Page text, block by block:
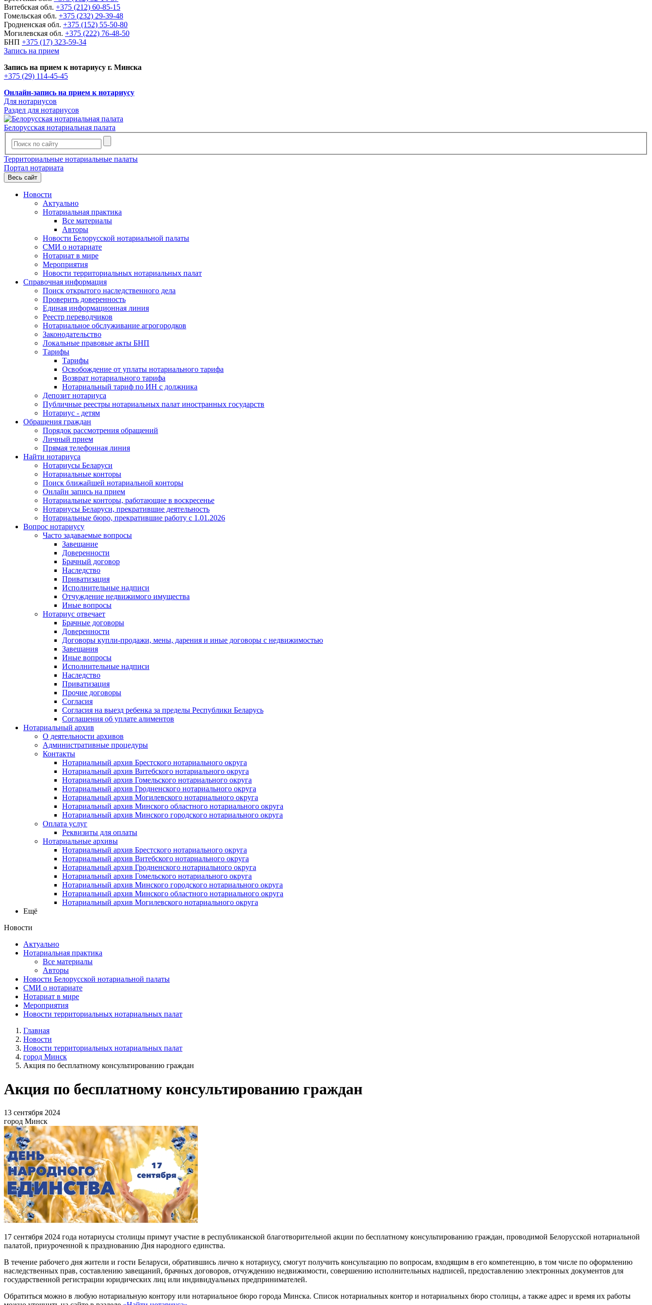
Витебская обл. +375 (212) 60-85-15
Гомельская обл. +375 (232) 29-39-48
Гродненская обл. +375 (152) 55-50-80
Могилевская обл. +375 (222) 76-48-50
БНП +375 (17) 323-59-34
Запись на прием
Запись на прием к нотариусу г. Минска
+375 (29) 114-45-45
Онлайн-запись на прием к нотариусу
Для нотариусов
Раздел для нотариусов
Белорусская нотариальная палата
Территориальные нотариальные палаты
Портал нотариата
Весь сайт
Новости
Актуально
Нотариальная практика
Все материалы
Авторы
Новости Белорусской нотариальной палаты
СМИ о нотариате
Нотариат в мире
Мероприятия
Новости территориальных нотариальных палат
Справочная информация
Поиск открытого наследственного дела
Проверить доверенность
Единая информационная линия
Реестр переводчиков
Нотариальное обслуживание агрогородков
Законодательство
Локальные правовые акты БНП
Тарифы
Тарифы
Освобождение от уплаты нотариального тарифа
Возврат нотариального тарифа
Нотариальный тариф по ИН с должника
Депозит нотариуса
Публичные реестры нотариальных палат иностранных государств
Нотариус - детям
Обращения граждан
Порядок рассмотрения обращений
Личный прием
Прямая телефонная линия
Найти нотариуса
Нотариусы Беларуси
Нотариальные конторы
Поиск ближайшей нотариальной конторы
Онлайн запись на прием
Нотариальные конторы, работающие в воскресенье
Нотариусы Беларуси, прекратившие деятельность
Нотариальные бюро, прекратившие работу с 1.01.2026
Вопрос нотариусу
Часто задаваемые вопросы
Завещание
Доверенности
Брачный договор
Наследство
Приватизация
Исполнительные надписи
Отчуждение недвижимого имущества
Иные вопросы
Нотариус отвечает
Брачные договоры
Доверенности
Договоры купли-продажи, мены, дарения и иные договоры с недвижимостью
Завещания
Иные вопросы
Исполнительные надписи
Наследство
Приватизация
Прочие договоры
Согласия
Согласия на выезд ребенка за пределы Республики Беларусь
Соглашения об уплате алиментов
Нотариальный архив
О деятельности архивов
Административные процедуры
Контакты
Нотариальный архив Брестского нотариального округа
Нотариальный архив Витебского нотариального округа
Нотариальный архив Гомельского нотариального округа
Нотариальный архив Гродненского нотариального округа
Нотариальный архив Могилевского нотариального округа
Нотариальный архив Минского областного нотариального округа
Нотариальный архив Минского городского нотариального округа
Оплата услуг
Реквизиты для оплаты
Нотариальные архивы
Нотариальный архив Брестского нотариального округа
Нотариальный архив Витебского нотариального округа
Нотариальный архив Гродненского нотариального округа
Нотариальный архив Гомельского нотариального округа
Нотариальный архив Минского городского нотариального округа
Нотариальный архив Минского областного нотариального округа
Нотариальный архив Могилевского нотариального округа
Ещё
Новости
Актуально
Нотариальная практика
Все материалы
Авторы
Новости Белорусской нотариальной палаты
СМИ о нотариате
Нотариат в мире
Мероприятия
Новости территориальных нотариальных палат
Главная
Новости
Новости территориальных нотариальных палат
город Минск
Акция по бесплатному консультированию граждан
Акция по бесплатному консультированию граждан
13 сентября 2024
город Минск
17 сентября 2024 года нотариусы столицы примут участие в республиканской благотворительной акции по бесплатному консультированию граждан, проводимой Белорусской нотариальной
палатой, приуроченной к празднованию Дня народного единства.
В течение рабочего дня жители и гости Беларуси, обратившись лично к нотариусу, смогут получить консультацию по вопросам, входящим в его компетенцию, в том числе по оформлению
наследственных прав, составлению завещаний, брачных договоров, отчуждению недвижимости, совершению исполнительных надписей, предоставлению электронных документов для
государственной регистрации юридических лиц или индивидуальных предпринимателей.
Обратиться можно в любую нотариальную контору или нотариальное бюро города Минска. Список нотариальных контор и нотариальных бюро столицы, а также адрес и время их работы